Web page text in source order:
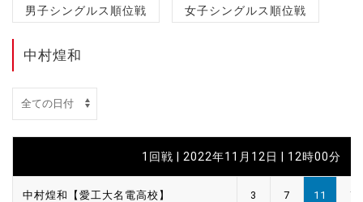
男子シングルス順位戦 女子シングルス順位戦
中村煌和
1回戦 | 2022年11月12日 | 12時00分
中村煌和【愛工大名電高校】 3 7 11 7